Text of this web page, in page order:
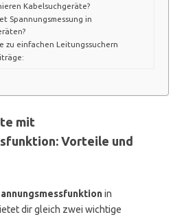
Kabelsuchgeräte?
Spannungsmessung in
zu einfachen Leitungssuchern
mit
Vorteile und
in
dir gleich zwei wichtige